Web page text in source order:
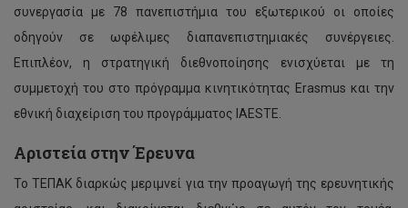
συνεργασία με 78 πανεπιστήμια του εξωτερικού οι οποίες
οδηγούν σε ωφέλιμες διαπανεπιστημιακές συνέργειες.
Επιπλέον, η στρατηγική διεθνοποίησης ενισχύεται με τη
συμμετοχή του στο πρόγραμμα κινητικότητας Erasmus και την
εθνική διαχείριση του προγράμματος IAESTE.
Αριστεία στην Έρευνα
Το ΤΕΠΑΚ διαρκώς μεριμνεί για την προαγωγή της ερευνητικής